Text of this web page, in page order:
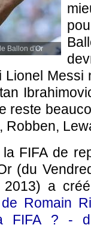
Ballon d'Or
Messi
reste
Robben,
FIFA de
(du
a
Romain
FIFA ? -